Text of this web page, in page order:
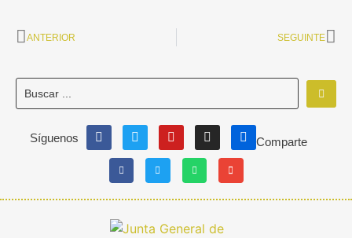
ANTERIOR SEGUINTE
Síguenos Comparte